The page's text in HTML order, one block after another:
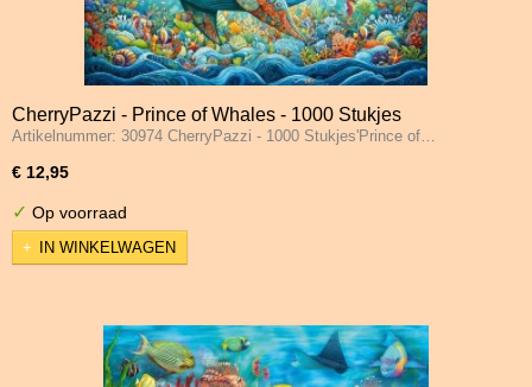
CherryPazzi - Prince of Whales - 1000 Stukjes
Artikelnummer: 30974 CherryPazzi - 1000 Stukjes'Prince of…
€ 12,95
✓ Op voorraad
IN WINKELWAGEN